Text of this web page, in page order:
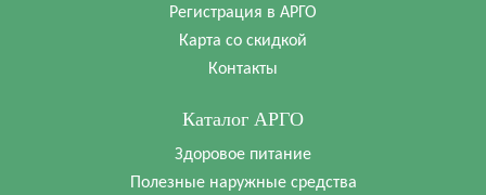
Регистрация в АРГО
Карта со скидкой
Контакты
Каталог АРГО
Здоровое питание
Полезные наружные средства